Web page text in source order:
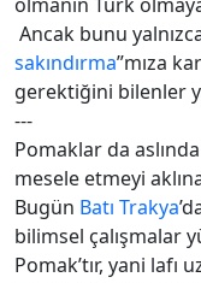
olmanın Türk
Ancak bunu
sakındırma”mıza
gerektiğini bilenler
---
Pomaklar da
mesele etmeyi
Bugün Batı Trakya
bilimsel çalışmalar
Pomak’tır, yani